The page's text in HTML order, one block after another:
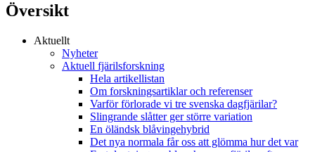
Översikt
Aktuellt
Nyheter
Aktuell fjärilsforskning
Hela artikellistan
Om forskningsartiklar och referenser
Varför förlorade vi tre svenska dagfjärilar?
Slingrande slåtter ger större variation
En öländsk blåvingehybrid
Det nya normala får oss att glömma hur det var